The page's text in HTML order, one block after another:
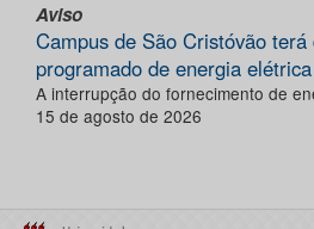
Aviso
Campus de São Cristóvão
programado de energia elétrica
A interrupção do fornecimento de
15 de agosto de 2026